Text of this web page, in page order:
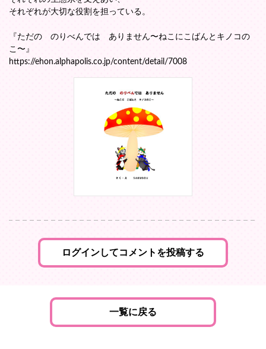
それぞれが大切な役割を担っている。
『ただの のりべんでは ありません〜ねこにこばんとキノコの
こ〜』
https://ehon.alphapolis.co.jp/content/detail/7008
ログインしてコメントを投稿する
一覧に戻る